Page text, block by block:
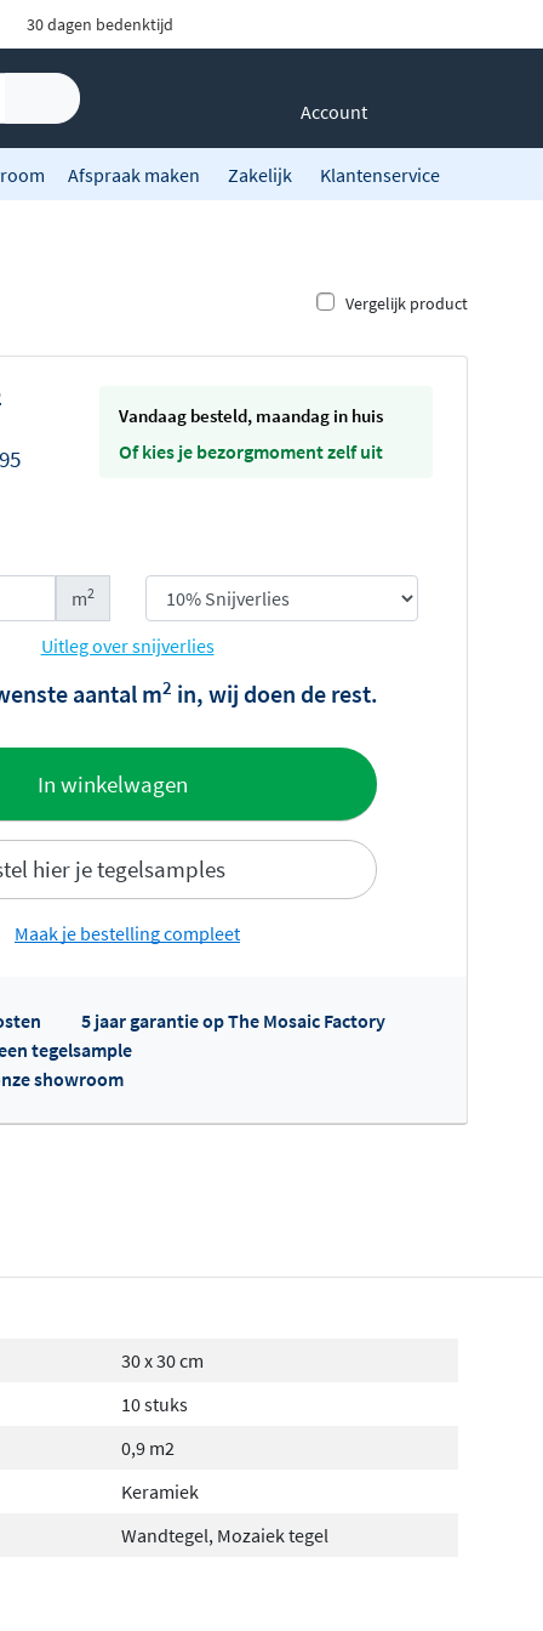
30 dagen bedenktijd
Account
Afspraak maken Zakelijk Klantenservice
Vergelijk product
vandaag besteld, maandag in huis
Of kies je bezorgmoment zelf uit
m2
Uitleg over snijverlies
aantal m2 in, wij doen de rest.
In winkelwagen
hier je tegelsamples
Maak je bestelling compleet
5 jaar garantie op The Mosaic Factory
tegelsample
showroom
30 x 30 cm
10 stuks
0,9 m2
Keramiek
Wandtegel, Mozaiek tegel